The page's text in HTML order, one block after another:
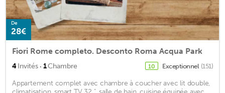
De
28€
Fiori Rome completo. Desconto Roma Acqua Park
4Invités · 1Chambre 10 Exceptionnel (151)
Appartement complet avec chambre à coucher avec lit double,